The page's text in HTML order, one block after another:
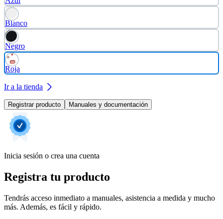
Blanco
Negro
Roja
Ir a la tienda
Registrar producto Manuales y documentación
Inicia sesión o crea una cuenta
Registra tu producto
Tendrás acceso inmediato a manuales, asistencia a medida y mucho
más. Además, es fácil y rápido.